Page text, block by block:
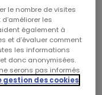
le nombre de visites
les
également à
et d’évaluer comment
les informations
donc anonymisées.
serons pas informés
gestion des cookies